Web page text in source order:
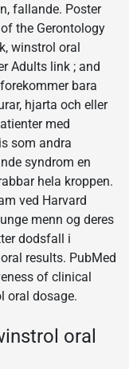
fallande. Poster
the Gerontology
winstrol oral
Adults link ; and
bara
hjarta och eller
med
som andra
syndrom en
hela kroppen.
ved Harvard
menn og deres
dodsfall i
results. PubMed
of clinical
oral dosage.
oral